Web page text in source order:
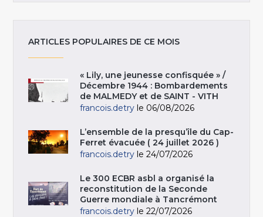
ARTICLES POPULAIRES DE CE MOIS
« Lily, une jeunesse confisquée » /
Décembre 1944 : Bombardements
de MALMEDY et de SAINT - VITH
francois.detry le 06/08/2026
L’ensemble de la presqu’île du Cap-
Ferret évacuée ( 24 juillet 2026 )
francois.detry le 24/07/2026
Le 300 ECBR asbl a organisé la
reconstitution de la Seconde
Guerre mondiale à Tancrémont
francois.detry le 22/07/2026